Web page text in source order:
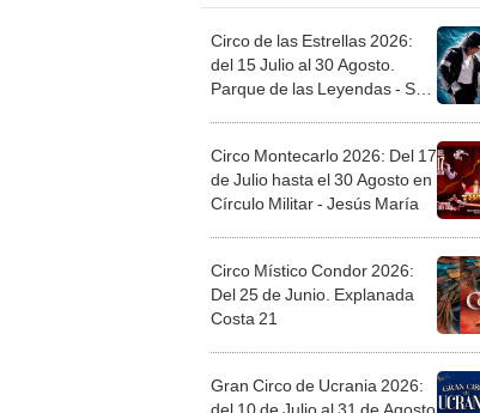
Circo de las Estrellas 2026:
del 15 Julio al 30 Agosto.
Parque de las Leyendas - San
Circo Montecarlo 2026: Del 17
de Julio hasta el 30 Agosto en
Círculo Militar - Jesús María
Circo Místico Condor 2026:
Del 25 de Junio. Explanada
Costa 21
Gran Circo de Ucrania 2026: